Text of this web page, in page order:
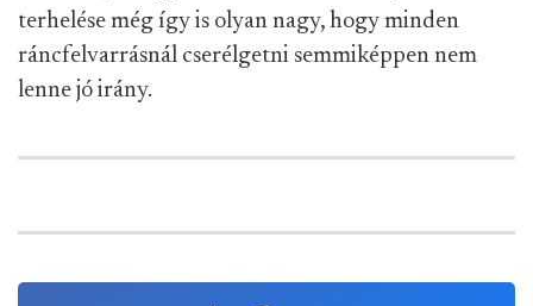
terhelése még így is olyan nagy, hogy minden
ráncfelvarrásnál cserélgetni semmiképpen nem
lenne jó irány.